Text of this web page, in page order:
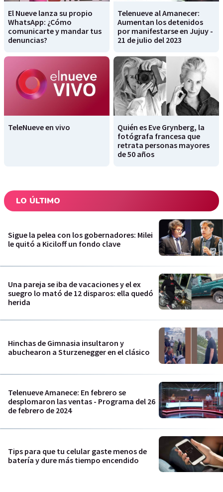
El Nueve lanza su propio
WhatsApp: ¿Cómo
comunicarte y mandar tus
denuncias?
Telenueve al Amanecer:
Aumentan los detenidos
por manifestarse en Jujuy -
21 de julio del 2023
TeleNueve en vivo
Quién es Eve Grynberg, la
fotógrafa francesa que
retrata personas mayores
de 50 años
LO ÚLTIMO
Sigue la pelea con los gobernadores: Milei
le quitó a Kiciloff un fondo clave
Una pareja se iba de vacaciones y el ex
suegro lo mató de 12 disparos: ella quedó
herida
Hinchas de Gimnasia insultaron y
abuchearon a Sturzenegger en el clásico
Telenueve Amanece: En febrero se
desplomaron las ventas - Programa del 26
de febrero de 2024
Tips para que tu celular gaste menos de
batería y dure más tiempo encendido